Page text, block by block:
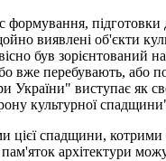
формування,
виявлені об'єкти
був зорієнтований
вже перебувають, або
України" виступає
культурної спадщини"
спадщини, котрими
архітектури